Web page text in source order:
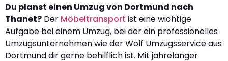
Du planst einen Umzug von Dortmund nach
Thanet? Der Möbeltransport ist eine wichtige
Aufgabe bei einem Umzug, bei der ein professionelles
Umzugsunternehmen wie der Wolf Umzugsservice aus
Dortmund dir gerne behilflich ist. Mit jahrelanger